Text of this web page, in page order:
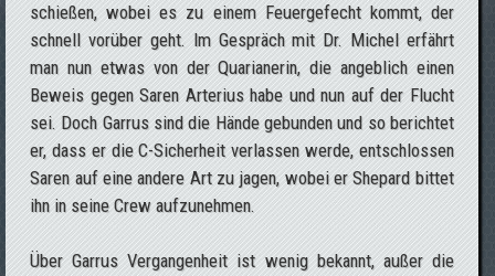
schießen, wobei es zu einem Feuergefecht kommt, der
schnell vorüber geht. Im Gespräch mit Dr. Michel erfährt
man nun etwas von der Quarianerin, die angeblich einen
Beweis gegen Saren Arterius habe und nun auf der Flucht
sei. Doch Garrus sind die Hände gebunden und so berichtet
er, dass er die C-Sicherheit verlassen werde, entschlossen
Saren auf eine andere Art zu jagen, wobei er Shepard bittet
ihn in seine Crew aufzunehmen.
Über Garrus Vergangenheit ist wenig bekannt, außer die